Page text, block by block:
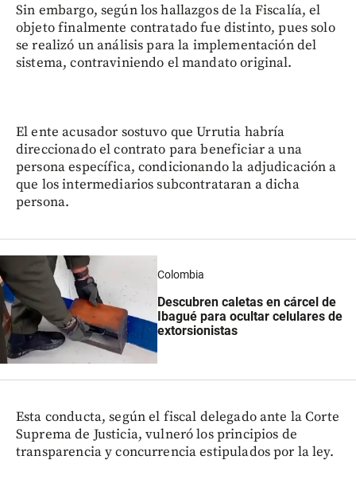
Sin embargo, según los hallazgos de la Fiscalía, el
objeto finalmente contratado fue distinto, pues solo
se realizó un análisis para la implementación del
sistema, contraviniendo el mandato original.
El ente acusador sostuvo que Urrutia habría
direccionado el contrato para beneficiar a una
persona específica, condicionando la adjudicación a
que los intermediarios subcontrataran a dicha
persona.
Colombia
Descubren caletas en cárcel de
Ibagué para ocultar celulares de
extorsionistas
Esta conducta, según el fiscal delegado ante la Corte
Suprema de Justicia, vulneró los principios de
transparencia y concurrencia estipulados por la ley.